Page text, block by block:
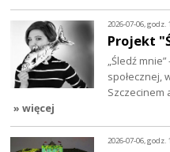
2026-07-06, godz.
Projekt
„Śledź
społecznej,
Szczecinem
» więcej
2026-07-06, godz.